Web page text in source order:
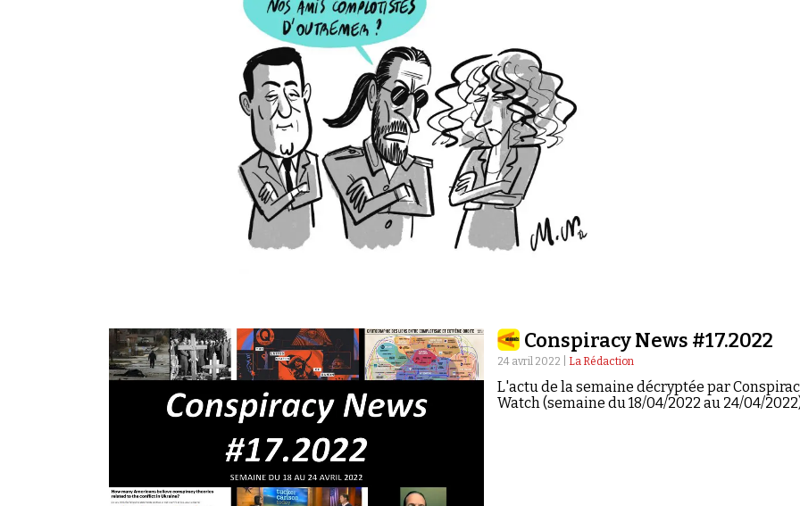
Conspiracy News #17.2022
24 avril 2022 | La Rédaction
L'actu de la semaine décryptée par
Watch (semaine du 18/04/2022 au 24/04/